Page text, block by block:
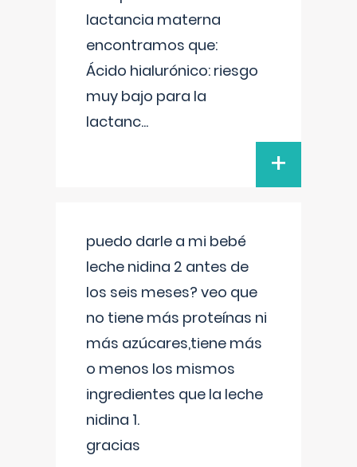
lactancia materna
encontramos que:
Ácido hialurónico: riesgo
muy bajo para la
lactanc...
+
puedo darle a mi bebé
leche nidina 2 antes de
los seis meses? veo que
no tiene más proteínas ni
más azúcares,tiene más
o menos los mismos
ingredientes que la leche
nidina 1.
gracias